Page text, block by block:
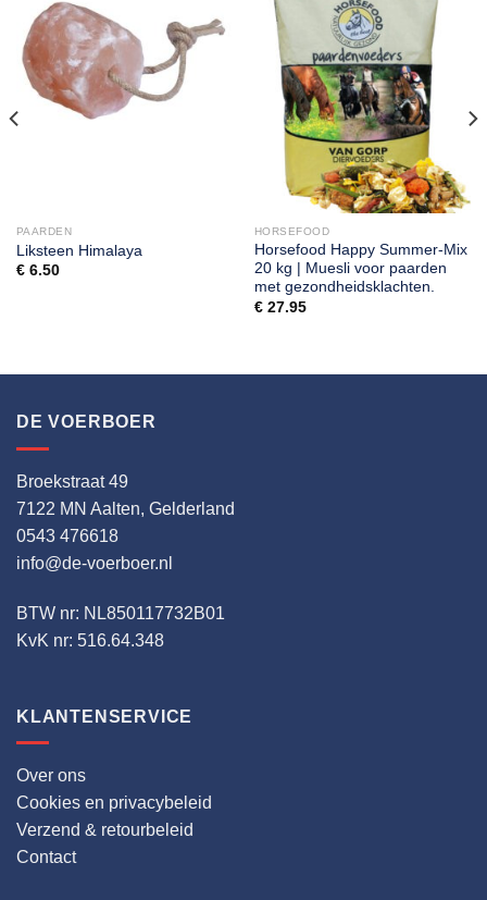
PAARDEN
Liksteen Himalaya
€6.50
HORSEFOOD
Horsefood Happy Summer-Mix
20 kg | Muesli voor paarden
met gezondheidsklachten.
€27.95
DE VOERBOER
Broekstraat 49
7122 MN Aalten, Gelderland
0543 476618
info@de-voerboer.nl
BTW nr: NL850117732B01
KvK nr: 516.64.348
KLANTENSERVICE
Over ons
Cookies en privacybeleid
Verzend & retourbeleid
Contact